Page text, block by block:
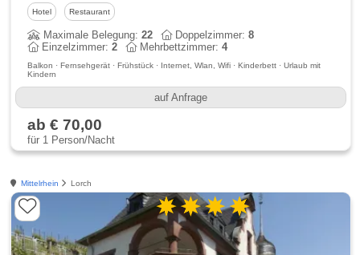
Hotel Restaurant
Maximale Belegung:22 Doppelzimmer:8
Einzelzimmer:2 Mehrbettzimmer:4
Balkon · Fernsehgerät · Frühstück · Internet, Wlan, Wifi · Kinderbett · Urlaub mit
Kindern
auf Anfrage
ab € 70,00
für 1 Person/Nacht
Mittelrhein Lorch